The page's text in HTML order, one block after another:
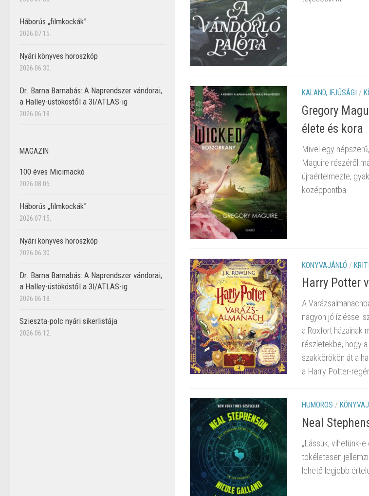
KALAND, IFJÚSÁGI /
Gregory
élete és kora
Mivel egy
Maguire részéről
újraértelmezte,
középpontba.
KÖNYVAJÁNLÓ /
Harry Potter
A
nagyon jó ízléssel
a Roxfort házainak
részletekbe, hogy
szakkörökön át a
a Harry Potter-
HUMOROS /
Neal
„Lássuk, vihetünk-
tökéletesen
lehető legjobb
Háborús „filmkockák”
2026.07.15.
Nyári könyves horoszkóp
2026.06.30.
Dr. Barna Barnabás: A Naprendszer vándorai,
a Halley-üstököstől a 3I/ATLAS-ig
2026.06.18.
MAGAZIN
100 éves Micimackó
2026.08.05.
Háborús „filmkockák”
2026.07.15.
Nyári könyves horoszkóp
2026.06.30.
Dr. Barna Barnabás: A Naprendszer vándorai,
a Halley-üstököstől a 3I/ATLAS-ig
2026.06.18.
Szieszta-polc nyári sikerlistája
2026.06.12.